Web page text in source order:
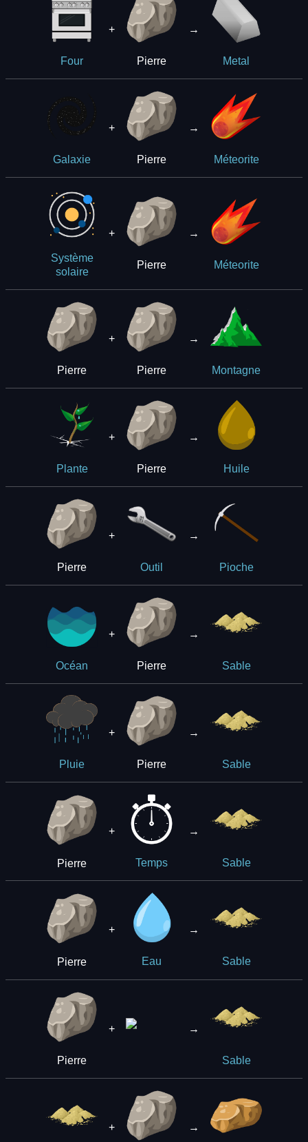
Four
+
Pierre
→
Metal
Galaxie
+
Pierre
→
Méteorite
Système
solaire
+
Pierre
→
Méteorite
Pierre
+
Pierre
→
Montagne
Plante
+
Pierre
→
Huile
Pierre
+
Outil
→
Pioche
Océan
+
Pierre
→
Sable
Pluie
+
Pierre
→
Sable
Pierre
+
Temps
→
Sable
Pierre
+
Eau
→
Sable
Pierre
+ →
Sable
+ →